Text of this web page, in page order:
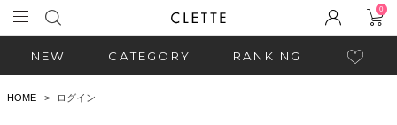
0
NEW CATEGORY RANKING
HOME ログイン